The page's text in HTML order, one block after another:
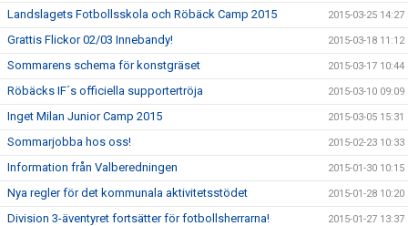
Landslagets Fotbollsskola och Röbäck Camp 2015 2015-03-25 14:27
Grattis Flickor 02/03 Innebandy! 2015-03-18 11:12
Sommarens schema för konstgräset 2015-03-17 10:44
Röbäcks IF´s officiella supportertröja 2015-03-10 09:09
Inget Milan Junior Camp 2015 2015-03-05 15:31
Sommarjobba hos oss! 2015-02-23 10:33
Information från Valberedningen 2015-01-30 10:15
Nya regler för det kommunala aktivitetsstödet 2015-01-28 10:20
Division 3-äventyret fortsätter för fotbollsherrarna! 2015-01-27 13:37